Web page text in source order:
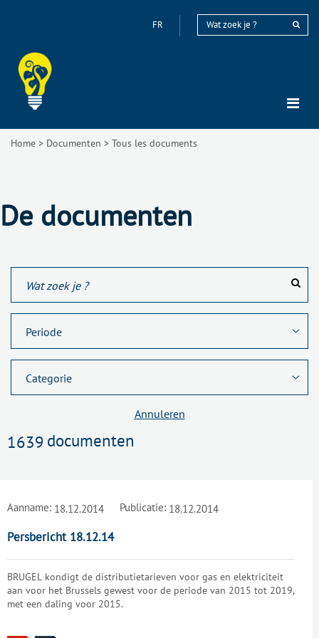
FR
Home > Documenten > Tous les documents
De documenten
Annuleren
1639 documenten
Aanname: 18.12.2014 Publicatie: 18.12.2014
Persbericht 18.12.14
BRUGEL kondigt de distributietarieven voor gas en elektriciteit
aan voor het Brussels gewest voor de periode van 2015 tot 2019,
met een daling voor 2015.